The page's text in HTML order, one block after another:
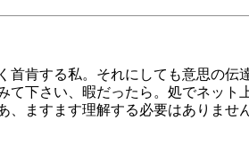
首肯する私。それにしても意思の
下さい、暇だったら。処でネット
ますます理解する必要はありませ